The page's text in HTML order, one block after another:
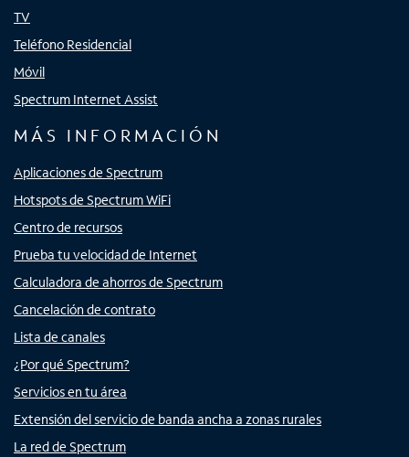
TV
Teléfono Residencial
Móvil
Spectrum Internet Assist
MÁS INFORMACIÓN
Aplicaciones de Spectrum
Hotspots de Spectrum WiFi
Centro de recursos
Prueba tu velocidad de Internet
Calculadora de ahorros de Spectrum
Cancelación de contrato
Lista de canales
¿Por qué Spectrum?
Servicios en tu área
Extensión del servicio de banda ancha a zonas rurales
La red de Spectrum